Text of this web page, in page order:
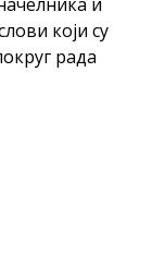
који су
рада